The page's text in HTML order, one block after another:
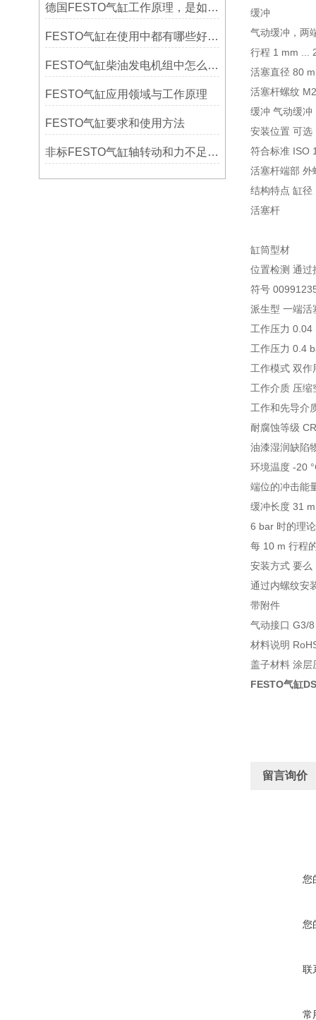
德国FESTO气缸工作原理，是如何运作的呢？
FESTO气缸在使用中都有哪些好处呢？
FESTO气缸柴油发电机组中怎么进行维修
FESTO气缸应用领域与工作原理
FESTO气缸要求和使用方法
非标FESTO气缸轴转动和力不足是怎么回事？
缓冲
气动缓冲，两
行程 1 mm ...
活塞直径 80
活塞杆螺纹
缓冲 气动缓冲
安装位置 可选
符合标准 ISO
活塞杆端部 外
结构特点 缸径
活塞杆
缸筒型材
位置检测 通过
符号
派生型 一端活
工作压力
工作压力 0.4
工作模式 双作
工作介质 压
工作和先导介
耐腐蚀等级
油漆湿润缺陷
环境温度 -20
端位的冲击能
缓冲长度 31
6 bar 时的理
每 10 m 行程
安装方式 要么
通过内螺纹安
带附件
气动接口 G3/8
材料说明
盖子材料 涂层
FESTO气缸
留言询价
您
您
联
常